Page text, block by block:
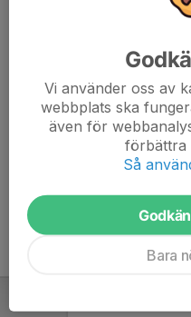
Här hamnar automatiskt de
att kunna börja administrera
höger.
Vi använder oss av
webbplats ska
även för
förbättra
Så
Bara